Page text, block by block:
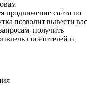
продвижение сайта по
позволит вывести вас
получить
посетителей и